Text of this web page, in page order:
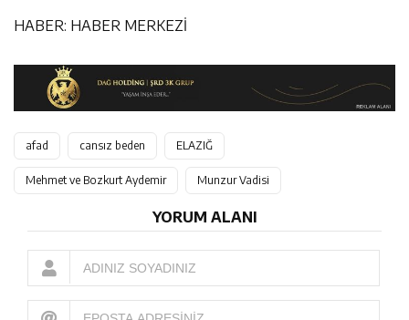
HABER: HABER MERKEZİ
afad cansız beden ELAZIĞ
Mehmet ve Bozkurt Aydemir Munzur Vadisi
YORUM ALANI